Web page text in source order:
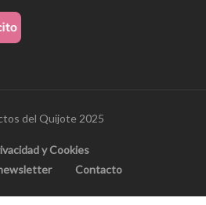
del Quijote 2025
y Cookies
Contacto